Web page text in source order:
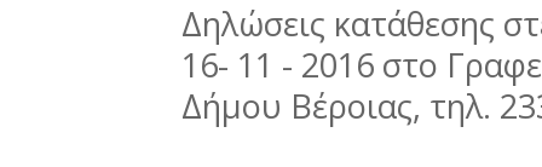
Δηλώσεις κατάθεσης
16- 11 - 2016 στο
Δήμου Βέροιας, τηλ.